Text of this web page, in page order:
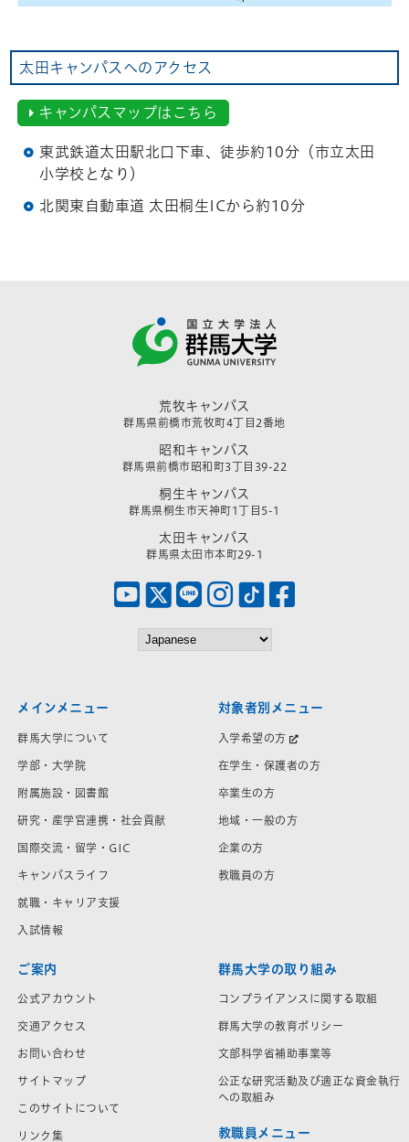
太田キャンパスへのアクセス
キャンパスマップはこちら
東武鉄道太田駅北口下車、徒歩約10分（市立太田
小学校となり）
北関東自動車道 太田桐生ICから約10分
荒牧キャンパス
群馬県前橋市荒牧町4丁目2番地
昭和キャンパス
群馬県前橋市昭和町3丁目39-22
桐生キャンパス
群馬県桐生市天神町1丁目5-1
太田キャンパス
群馬県太田市本町29-1
メインメニュー
群馬大学について
学部・大学院
附属施設・図書館
研究・産学官連携・社会貢献
国際交流・留学・GIC
キャンパスライフ
就職・キャリア支援
入試情報
対象者別メニュー
入学希望の方
在学生・保護者の方
卒業生の方
地域・一般の方
企業の方
教職員の方
ご案内
公式アカウント
交通アクセス
お問い合わせ
サイトマップ
このサイトについて
リンク集
群馬大学の取り組み
コンプライアンスに関する取組
群馬大学の教育ポリシー
文部科学省補助事業等
公正な研究活動及び適正な資金執行
への取組み
教職員メニュー